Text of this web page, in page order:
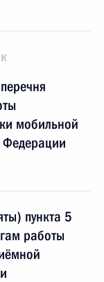
мобильной
Федерации
пункта 5
работы